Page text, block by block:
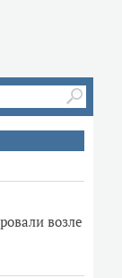
возле